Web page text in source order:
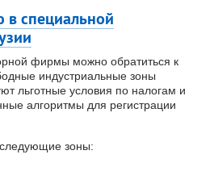
специальной
фирмы можно обратиться к
индустриальные зоны
льготные условия по налогам и
алгоритмы для регистрации
зоны: